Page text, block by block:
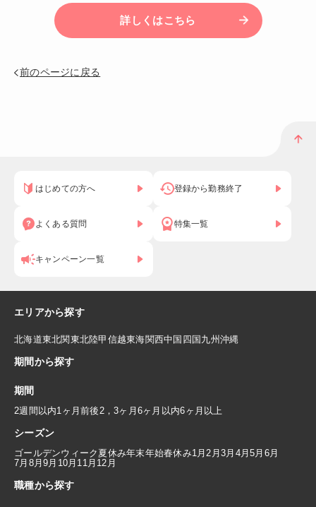
詳しくはこちら
前のページに戻る
はじめての方へ 登録から勤務終了
よくある質問 特集一覧
キャンペーン一覧
エリアから探す
北海道東北関東北陸甲信越東海関西中国 四国九州沖縄
期間から探す
期間
2週間以内1ヶ月前後 2，3ヶ月 6ヶ月以内6ヶ月以上
シーズン
ゴールデンウィーク 夏休み年末年始春休み1月 2月3月 4月5月 6月
7月 8月9月 10月 11月 12月
職種から探す